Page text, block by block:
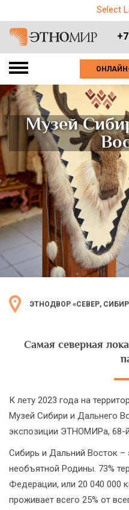
Select
Музей
ЭТНОДВОР «СЕВЕР,
Самая северная
К лету 2023 года на
Музей Сибири и Дальнего
экспозиции ЭТНОМИРа, 68-й
Сибирь и Дальний Восток –
необъятной Родины. 73%
Федерации, или 20 040 000
проживает всего 25% от